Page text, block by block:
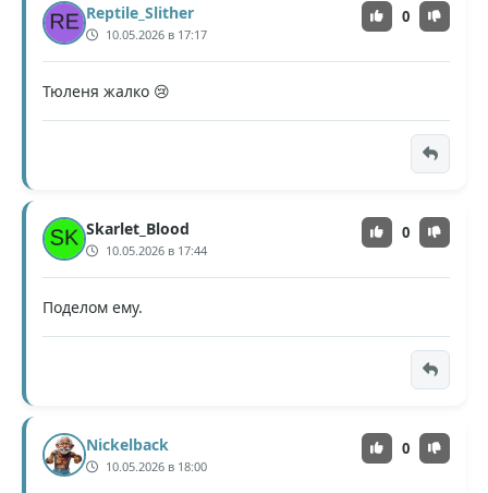
Reptile_Slither
10.05.2026 в 17:17
0
Тюленя жалко 😢
Skarlet_Blood
10.05.2026 в 17:44
0
Поделом ему.
Nickelback
10.05.2026 в 18:00
0